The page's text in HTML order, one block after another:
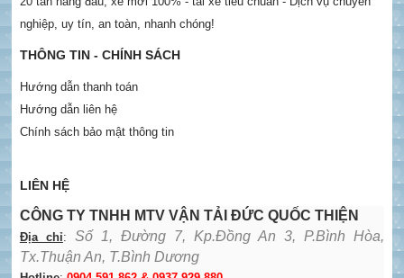
nghiệp, uy tín, an toàn, nhanh chóng!
THÔNG TIN - CHÍNH SÁCH
Hướng dẫn thanh toán
Hướng dẫn liên hệ
Chính sách bảo mật thông tin
LIÊN HỆ
CÔNG TY TNHH MTV VẬN TẢI ĐỨC QUỐC THIỆN
Địa chỉ: Số 1, Đường 7, Kp.Đồng An 3, P.Bình Hòa,
Tx.Thuận An, T.Bình Dương